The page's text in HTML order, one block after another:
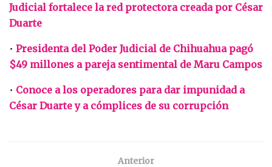
Judicial fortalece la red protectora creada por César
Duarte
• Presidenta del Poder Judicial de Chihuahua pagó
$49 millones a pareja sentimental de Maru Campos
• Conoce a los operadores para dar impunidad a
César Duarte y a cómplices de su corrupción
Anterior